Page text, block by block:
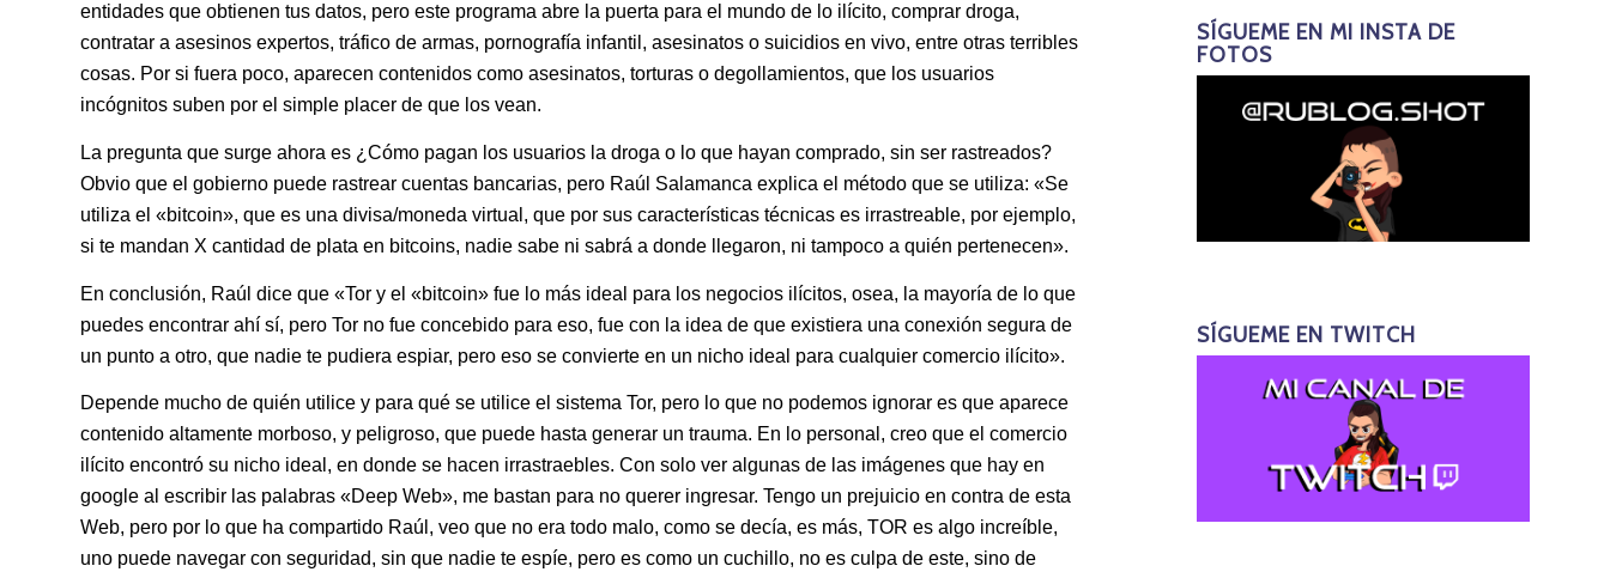
entidades que obtienen tus datos, pero este programa abre la puerta para el mundo de lo ilícito, comprar droga,
contratar a asesinos expertos, tráfico de armas, pornografía infantil, asesinatos o suicidios en vivo, entre otras terribles
cosas. Por si fuera poco, aparecen contenidos como asesinatos, torturas o degollamientos, que los usuarios
incógnitos suben por el simple placer de que los vean.
La pregunta que surge ahora es ¿Cómo pagan los usuarios la droga o lo que hayan comprado, sin ser rastreados?
Obvio que el gobierno puede rastrear cuentas bancarias, pero Raúl Salamanca explica el método que se utiliza: «Se
utiliza el «bitcoin», que es una divisa/moneda virtual, que por sus características técnicas es irrastreable, por ejemplo,
si te mandan X cantidad de plata en bitcoins, nadie sabe ni sabrá a donde llegaron, ni tampoco a quién pertenecen».
En conclusión, Raúl dice que «Tor y el «bitcoin» fue lo más ideal para los negocios ilícitos, osea, la mayoría de lo que
puedes encontrar ahí sí, pero Tor no fue concebido para eso, fue con la idea de que existiera una conexión segura de
un punto a otro, que nadie te pudiera espiar, pero eso se convierte en un nicho ideal para cualquier comercio ilícito».
Depende mucho de quién utilice y para qué se utilice el sistema Tor, pero lo que no podemos ignorar es que aparece
contenido altamente morboso, y peligroso, que puede hasta generar un trauma. En lo personal, creo que el comercio
ilícito encontró su nicho ideal, en donde se hacen irrastraebles. Con solo ver algunas de las imágenes que hay en
google al escribir las palabras «Deep Web», me bastan para no querer ingresar. Tengo un prejuicio en contra de esta
Web, pero por lo que ha compartido Raúl, veo que no era todo malo, como se decía, es más, TOR es algo increíble,
uno puede navegar con seguridad, sin que nadie te espíe, pero es como un cuchillo, no es culpa de este, sino de
SÍGUEME EN MI INSTA DE
FOTOS
SÍGUEME EN TWITCH